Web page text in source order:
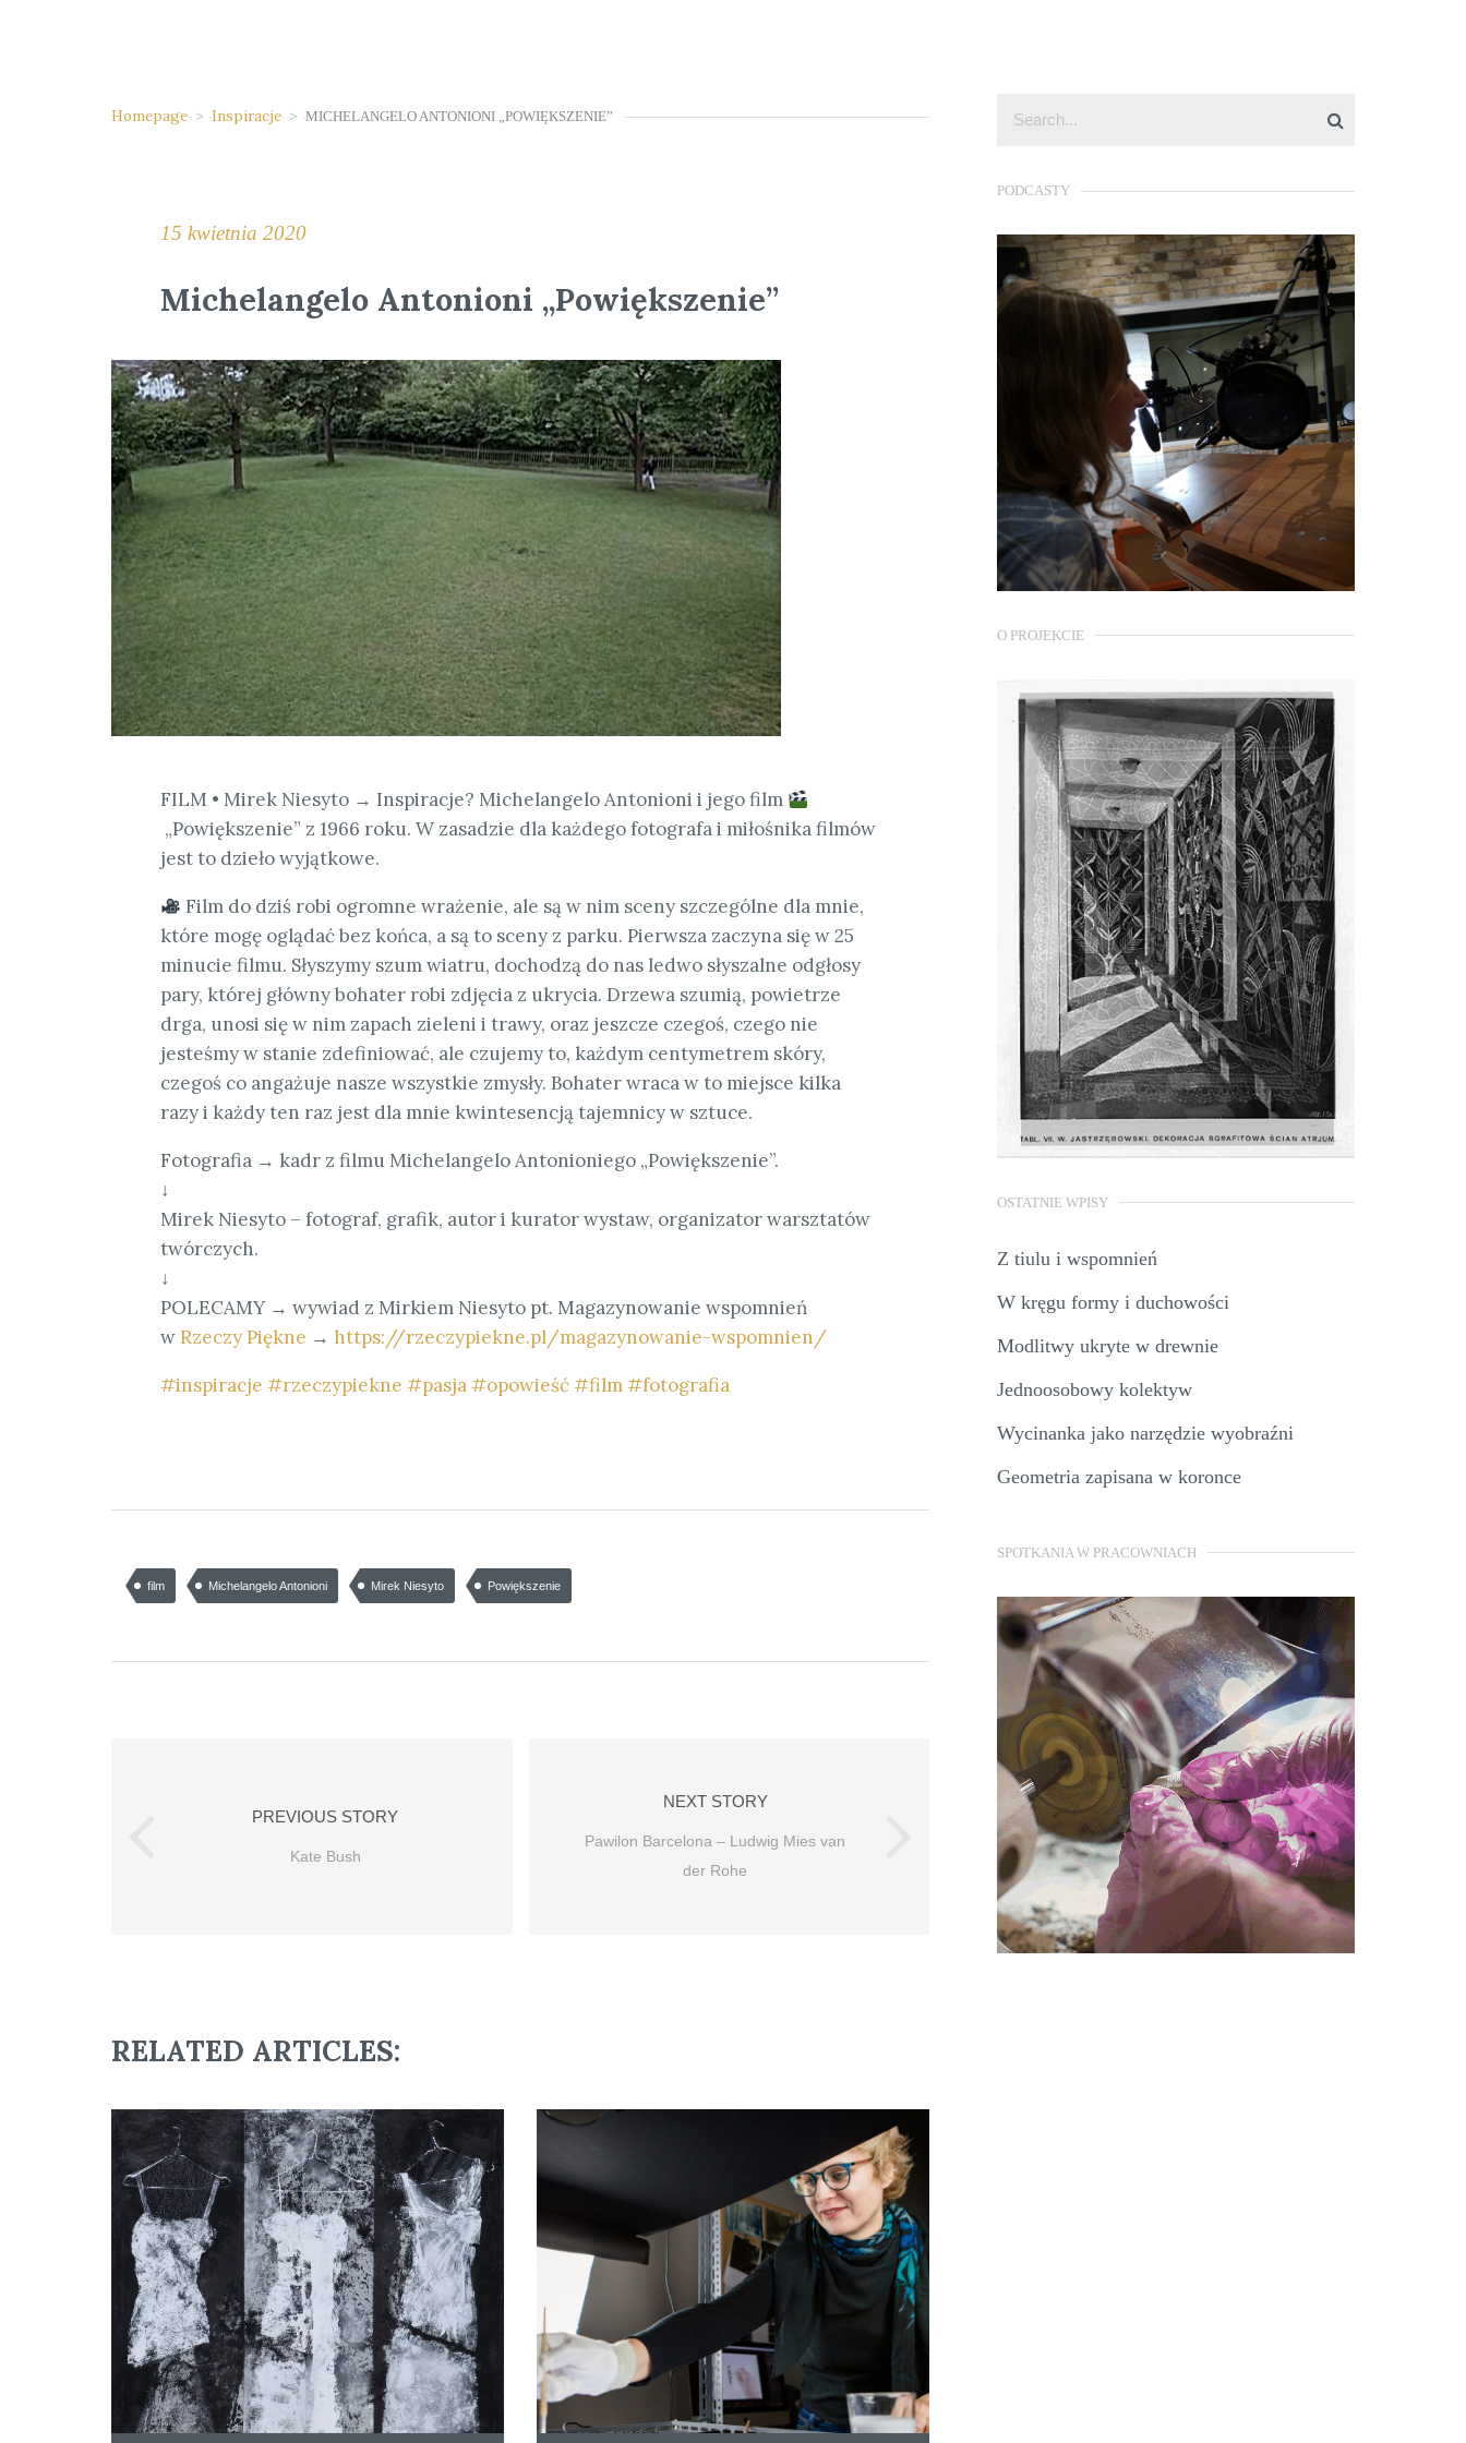
Homepage > Inspiracje > MICHELANGELO ANTONIONI „POWIĘKSZENIE”
15 kwietnia 2020
Michelangelo Antonioni „Powiększenie”
FILM • Mirek Niesyto → Inspiracje? Michelangelo Antonioni i jego film
„Powiększenie” z 1966 roku. W zasadzie dla każdego fotografa i miłośnika filmów
jest to dzieło wyjątkowe.
Film do dziś robi ogromne wrażenie, ale są w nim sceny szczególne dla mnie,
które mogę oglądać bez końca, a są to sceny z parku. Pierwsza zaczyna się w 25
minucie filmu. Słyszymy szum wiatru, dochodzą do nas ledwo słyszalne odgłosy
pary, której główny bohater robi zdjęcia z ukrycia. Drzewa szumią, powietrze
drga, unosi się w nim zapach zieleni i trawy, oraz jeszcze czegoś, czego nie
jesteśmy w stanie zdefiniować, ale czujemy to, każdym centymetrem skóry,
czegoś co angażuje nasze wszystkie zmysły. Bohater wraca w to miejsce kilka
razy i każdy ten raz jest dla mnie kwintesencją tajemnicy w sztuce.
Fotografia → kadr z filmu Michelangelo Antonioniego „Powiększenie”.
↓
Mirek Niesyto – fotograf, grafik, autor i kurator wystaw, organizator warsztatów
twórczych.
↓
POLECAMY → wywiad z Mirkiem Niesyto pt. Magazynowanie wspomnień
w Rzeczy Piękne → https://rzeczypiekne.pl/magazynowanie-wspomnien/
#inspiracje #rzeczypiekne #pasja#opowieść#film#fotografia
film Michelangelo Antonioni Mirek Niesyto Powiększenie
PREVIOUS STORY
Kate Bush
NEXT STORY
Pawilon Barcelona – Ludwig Mies van
der Rohe
RELATED ARTICLES:
PODCASTY
O PROJEKCIE
OSTATNIE WPISY
Z tiulu i wspomnień
W kręgu formy i duchowości
Modlitwy ukryte w drewnie
Jednoosobowy kolektyw
Wycinanka jako narzędzie wyobraźni
Geometria zapisana w koronce
SPOTKANIA W PRACOWNIACH